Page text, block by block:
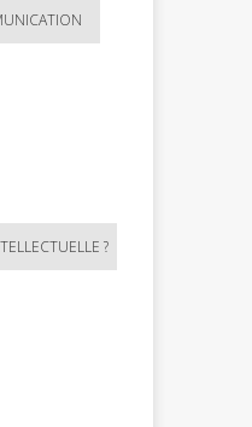
?